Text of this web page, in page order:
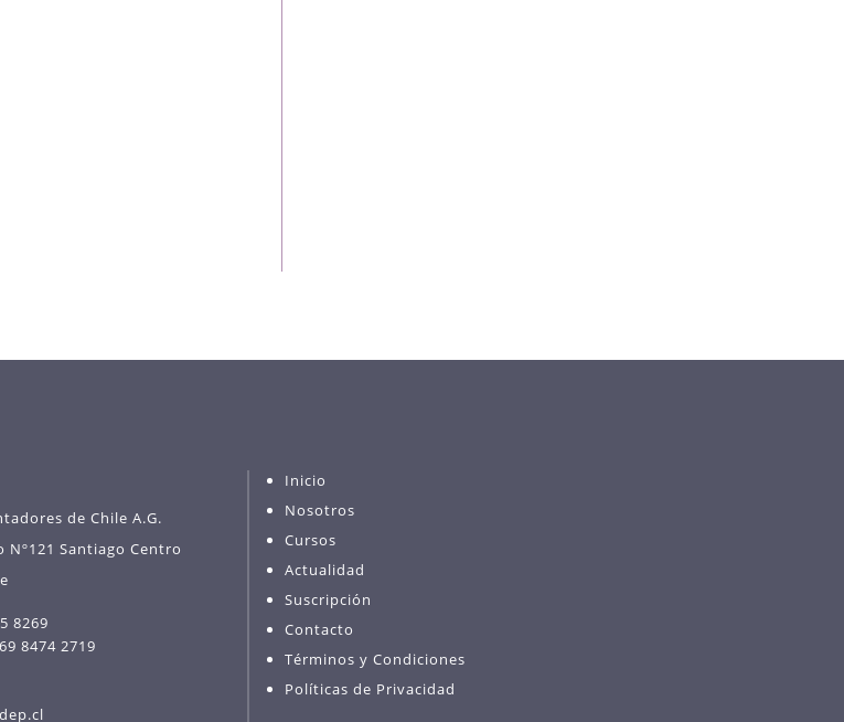
de Chile A.G.
Nº121 Santiago Centro
8269
8474 2719
Inicio
Nosotros
Cursos
Actualidad
Suscripción
Contacto
Términos y Condiciones
Políticas de Privacidad